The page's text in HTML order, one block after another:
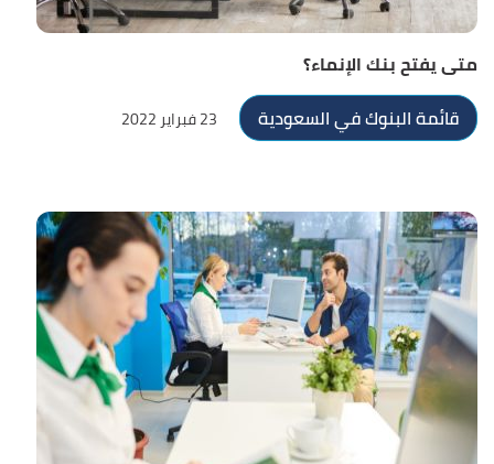
متى يفتح بنك الإنماء؟
قائمة البنوك في السعودية
23 فبراير 2022